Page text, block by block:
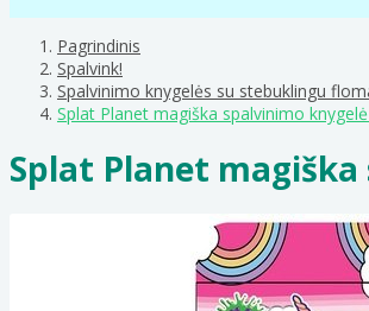
Pagrindinis
Spalvink!
Spalvinimo knygelės su stebuklingu
Splat Planet magiška spalvinimo knygelė
Splat Planet magiška